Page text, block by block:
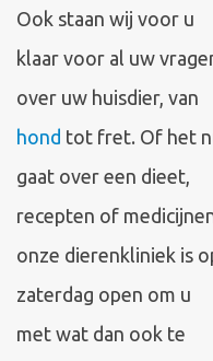
Ook staan wij voor u
klaar voor al uw
over uw huisdier, van
hond tot fret. Of het
gaat over een dieet,
recepten of
onze dierenkliniek is
zaterdag open om u
met wat dan ook te